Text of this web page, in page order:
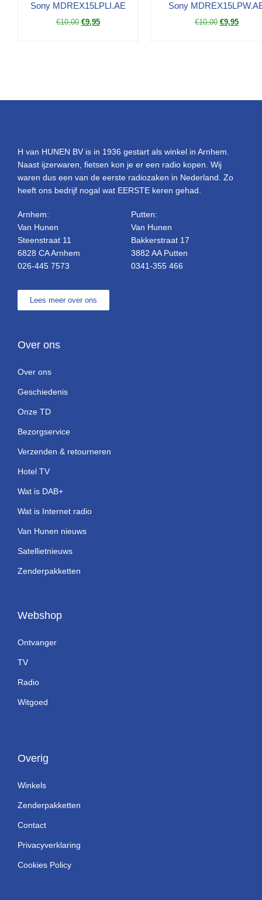
Sony MDREX15LPLI.AE
€10,00 €9,95
Sony
€10,00 €9,95
H van HUNEN BV is in 1936 gestart als winkel in Arnhem.
Naast ijzerwaren, fietsen kon je er een radio kopen. Wij
waren dus een van de eerste radiozaken in Nederland. Zo
heeft ons bedrijf nogal wat EERSTE keren gehad.
Arnhem:
Van Hunen
Steenstraat 11
6828 CA Arnhem
026-445 7573
Putten:
Van Hunen
Bakkerstraat 17
3882 AA Putten
0341-355 466
Lees meer over ons
Over ons
Over ons
Geschiedenis
Onze TD
Bezorgservice
Verzenden & retourneren
Hotel TV
Wat is DAB+
Wat is Internet radio
Van Hunen nieuws
Satellietnieuws
Zenderpakketten
Webshop
Ontvanger
TV
Radio
Witgoed
Overig
Winkels
Zenderpakketten
Contact
Privacyverklaring
Cookies Policy